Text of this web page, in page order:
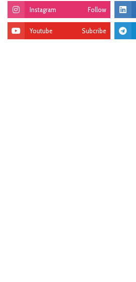
Instagram Follow
Youtube Subcribe